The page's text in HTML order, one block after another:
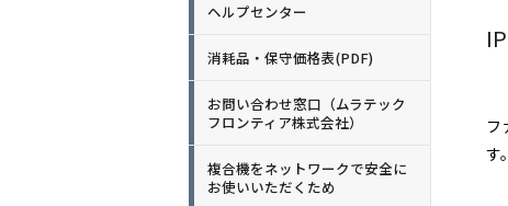
ヘルプセンター
消耗品・保守価格表(PDF)
お問い合わせ窓口（ムラテック
フロンティア株式会社）
複合機をネットワークで安全に
お使いいただくため
フ
す。